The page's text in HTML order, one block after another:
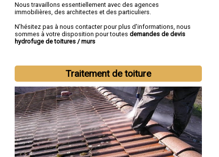
Nous travaillons essentiellement avec des agences
immobilières, des architectes et des particuliers.
N'hésitez pas à nous contacter pour plus d'informations, nous
sommes à votre disposition pour toutes demandes de devis
hydrofuge de toitures / murs
Traitement de toiture